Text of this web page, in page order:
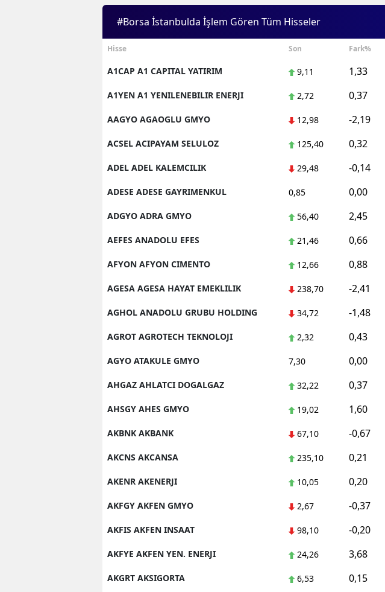
#Borsa İstanbulda İşlem Gören Tüm Hisseler
Hisse Son Fark%
A1CAP A1 CAPITAL YATIRIM 9,11 1,33
A1YEN A1 YENILENEBILIR ENERJI 2,72 0,37
AAGYO AGAOGLU GMYO 12,98 -2,19
ACSEL ACIPAYAM SELULOZ 125,40 0,32
ADEL ADEL KALEMCILIK 29,48 -0,14
ADESE ADESE GAYRIMENKUL 0,85 0,00
ADGYO ADRA GMYO 56,40 2,45
AEFES ANADOLU EFES 21,46 0,66
AFYON AFYON CIMENTO 12,66 0,88
AGESA AGESA HAYAT EMEKLILIK 238,70 -2,41
AGHOL ANADOLU GRUBU HOLDING 34,72 -1,48
AGROT AGROTECH TEKNOLOJI 2,32 0,43
AGYO ATAKULE GMYO 7,30 0,00
AHGAZ AHLATCI DOGALGAZ 32,22 0,37
AHSGY AHES GMYO 19,02 1,60
AKBNK AKBANK 67,10 -0,67
AKCNS AKCANSA 235,10 0,21
AKENR AKENERJI 10,05 0,20
AKFGY AKFEN GMYO 2,67 -0,37
AKFIS AKFEN INSAAT 98,10 -0,20
AKFYE AKFEN YEN. ENERJI 24,26 3,68
AKGRT AKSIGORTA 6,53 0,15